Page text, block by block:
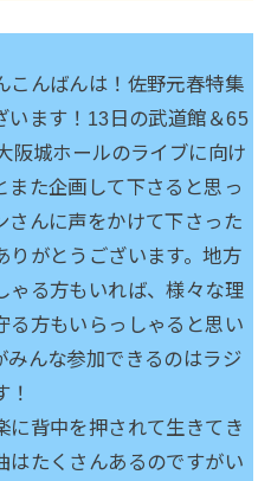
こんばんは！佐野元春特集
います！13日の武道館＆65
阪城ホールのライブに向け
また企画して下さると思っ
さんに声をかけて下さった
りがとうございます。地方
ゃる方もいれば、様々な理
る方もいらっしゃると思い
みんな参加できるのはラジ
！
に背中を押されて生きてき
はたくさんあるのですがい